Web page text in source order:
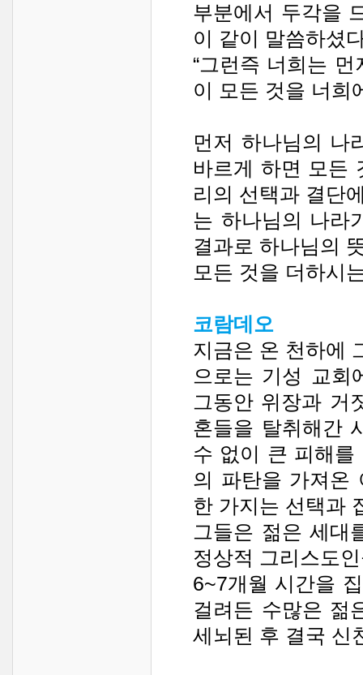
부분에서 두각을
이 같이 말씀하셨
“그런즉 너희는
이 모든 것을 너희
먼저 하나님의 나
바르게 하면 모든
리의 선택과 결단
는 하나님의 나라
결과로 하나님의
모든 것을 더하시
코람데오
지금은 온 천하에
으로는 기성 교회
그동안 위장과 거
혼들을 탈취해간
수 없이 큰 피해를
의 파탄을 가져온
한 가지는 선택과
그들은 젊은 세대
정상적 그리스도
6~7개월 시간을
걸려든 수많은 젊
세뇌된 후 결국 신